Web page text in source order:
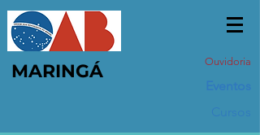
MARINGÁ Ouvidoria